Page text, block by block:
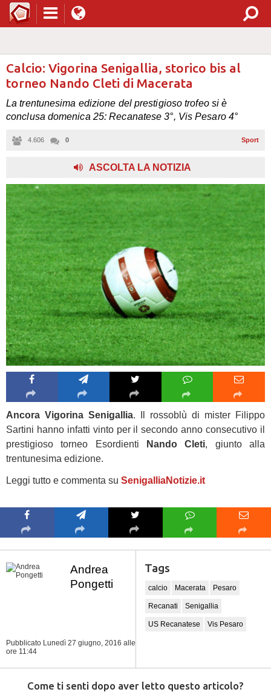
Calcio: Vigorina Senigallia, storico bis al
torneo Nando Cleti di Macerata
La trentunesima edizione del prestigioso trofeo si è
conclusa domenica 25: Recanatese 3°, Vis Pesaro 4°
4.606 0 Sport
ASCOLTA LA NOTIZIA
Ancora Vigorina Senigallia. Il rossoblù di mister Filippo
Sartini hanno infatti vinto per il secondo anno consecutivo il
prestigioso torneo Esordienti
Nando Cleti, giunto alla
trentunesima edizione.
Leggi tutto e commenta su SenigalliaNotizie.it
Andrea
Pongetti
Pubblicato Lunedì 27 giugno, 2016 alle
ore 11:44
Tags
calcio Macerata Pesaro
Recanati Senigallia
US Recanatese Vis Pesaro
Come ti senti dopo aver letto questo articolo?